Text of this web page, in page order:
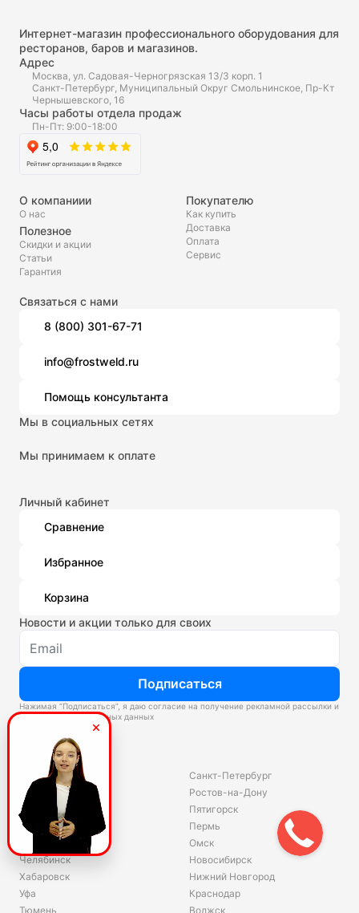
Интернет-магазин профессионального оборудования для
ресторанов, баров и магазинов.
Адрес
Москва, ул. Садовая-Черногрязская 13/3 корп. 1
Санкт-Петербург, Муниципальный Округ Смольнинское, Пр-Кт
Чернышевского, 16
Часы работы отдела продаж
Пн-Пт: 9:00-18:00
О компаниии
О нас
Полезное
Скидки и акции
Статьи
Гарантия
Покупателю
Как купить
Доставка
Оплата
Сервис
Связаться с нами
8 (800) 301-67-71
info@frostweld.ru
Помощь консультанта
Мы в социальных сетях
Мы принимаем к оплате
Личный кабинет
Сравнение
Избранное
Корзина
Новости и акции только для своих
Подписаться
Нажимая “Подписаться”, я даю согласие на получение рекламной рассылки и
обработку персональных данных
Склады
Владивосток
Екатеринбург
Красноярск
Волгоград
Ярославль
Челябинск
Хабаровск
Уфа
Тюмень
Санкт-Петербург
Ростов-на-Дону
Пятигорск
Пермь
Омск
Новосибирск
Нижний Новгород
Краснодар
Волжск